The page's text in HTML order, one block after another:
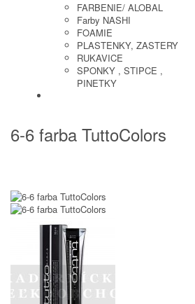
FARBENIE/ ALOBAL
Farby NASHI
FOAMIE
PLASTENKY, ZASTERY
RUKAVICE
SPONKY , STIPCE ,
PINETKY
6-6 farba TuttoColors